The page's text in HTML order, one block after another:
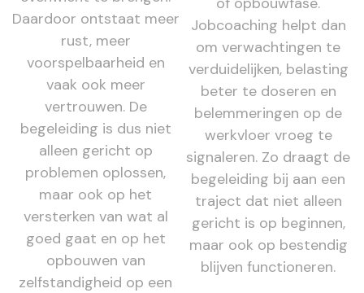
Daardoor ontstaat meer
rust, meer
voorspelbaarheid en
vaak ook meer
vertrouwen. De
begeleiding is dus niet
alleen gericht op
problemen oplossen,
maar ook op het
versterken van wat al
goed gaat en op het
opbouwen van
zelfstandigheid op een
Jobcoaching helpt dan
om verwachtingen te
verduidelijken, belasting
beter te doseren en
belemmeringen op de
werkvloer vroeg te
signaleren. Zo draagt de
begeleiding bij aan een
traject dat niet alleen
gericht is op beginnen,
maar ook op bestendig
blijven functioneren.